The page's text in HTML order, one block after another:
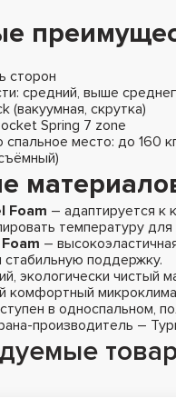
сторон
средний, выше
(вакуумная, скрутка)
Spring 7 zone
спальное место: до 160
Foam – адаптируется к
температуру
–
поддержку.
экологически чистый
комфортный
в односпальном,
производитель –